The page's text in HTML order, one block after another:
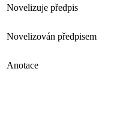
Novelizuje předpis
Novelizován předpisem
Anotace